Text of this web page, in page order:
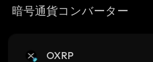
暗号通貨コンバーター
OXRP